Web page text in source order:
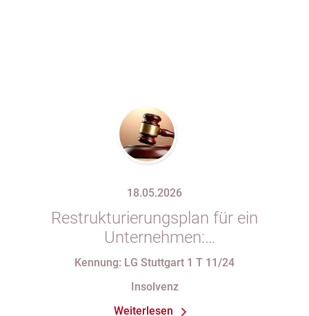
18.05.2026
Restrukturierungsplan für ein
Unternehmen:
Verfassungsbeschwerde gegen
Kennung: LG Stuttgart 1 T 11/24
Insolvenz
Weiterlesen